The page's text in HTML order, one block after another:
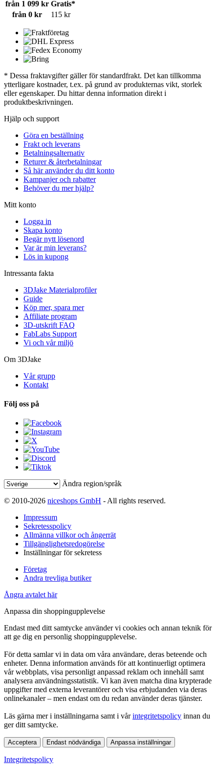
från 1 099 kr Gratis*
från 0 kr
115 kr
* Dessa fraktavgifter gäller för standardfrakt. Det kan tillkomma
ytterligare kostnader, t.ex. på grund av produkternas vikt, storlek
eller egenskaper. Du hittar denna information direkt i
produktbeskrivningen.
Hjälp och support
Göra en beställning
Frakt och leverans
Betalningsalternativ
Returer & återbetalningar
Så här använder du ditt konto
Kampanjer och rabatter
Behöver du mer hjälp?
Mitt konto
Logga in
Skapa konto
Begär nytt lösenord
Var är min leverans?
Lös in kupong
Intressanta fakta
3DJake Materialprofiler
Guide
Köp mer, spara mer
Affiliate program
3D-utskrift FAQ
FabLabs Support
Vi och vår miljö
Om 3DJake
Vår grupp
Kontakt
Följ oss på
Ändra region/språk
© 2010-2026 niceshops GmbH - All rights reserved.
Impressum
Sekretesspolicy
Allmänna villkor och ångerrät
Tillgänglighetsredogörelse
Inställningar för sekretess
Företag
Andra trevliga butiker
Ångra avtalet här
Anpassa din shoppingupplevelse
Endast med ditt samtycke använder vi cookies och annan teknik för
att ge dig en personlig shoppingupplevelse.
För detta samlar vi in data om våra användare, deras beteende och
enheter. Denna information används för att kontinuerligt optimera
vår webbplats, visa personligt anpassad reklam och innehåll samt
analysera användningsstatistik. Vi kan även matcha dina krypterade
uppgifter med externa leverantörer och visa erbjudanden via deras
onlinekanaler – men endast om du redan använder deras tjänster.
Läs gärna mer i inställningarna samt i vårintegritetspolicy innan du
ger ditt samtycke.
Acceptera Endast nödvändiga Anpassa inställningar
Integritetspolicy